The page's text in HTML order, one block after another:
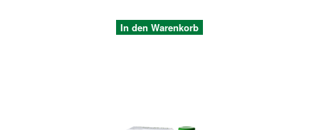
In den Warenkorb